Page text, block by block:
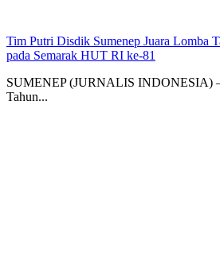
Tim Putri Disdik Sumenep Juara Lomba
pada Semarak HUT RI ke-81
SUMENEP (JURNALIS INDONESIA)
Tahun...